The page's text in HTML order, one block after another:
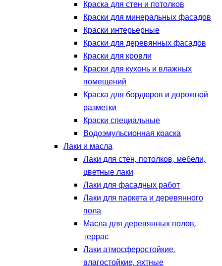
Краска для стен и потолков
Краски для минеральных фасадов
Краски интерьерные
Краски для деревянных фасадов
Краски для кровли
Краски для кухонь и влажных
помещений
Краска для бордюров и дорожной
разметки
Краски специальные
Водоэмульсионная краска
Лаки и масла
Лаки для стен, потолков, мебели,
цветные лаки
Лаки для фасадных работ
Лаки для паркета и деревянного
пола
Масла для деревянных полов,
террас
Лаки атмосферостойкие,
влагостойкие, яхтные